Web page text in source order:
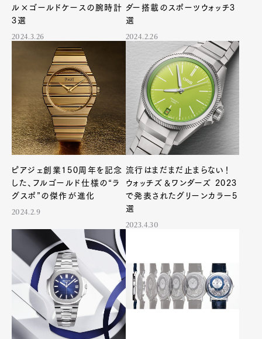
ル×ゴールドケースの腕時計
3選
2024.3.26
ダー搭載のスポーツウォッチ3
選
2024.2.26
ピアジェ創業150周年を記念
した、フルゴールド仕様の“ラ
グスポ”の傑作が進化
2024.2.9
流行はまだまだ止まらない！
ウォッチズ＆ワンダーズ 2023
で発表されたグリーンカラー5
選
2023.4.30